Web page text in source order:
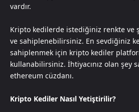
vardır.
Kripto kedilerde istediğiniz renkte ve
ve sahiplenebilirsiniz. En sevdiğiniz
sahiplenmek için kripto kediler
kullanabilirsiniz. İhtiyacınız olan şey
ethereum cüzdanı.
Kripto Kediler Nasıl Yetiştirilir?